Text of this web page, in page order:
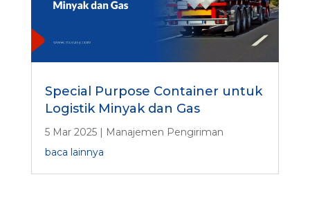
Special Purpose Container untuk
Logistik Minyak dan Gas
5 Mar 2025| Manajemen Pengiriman
baca lainnya